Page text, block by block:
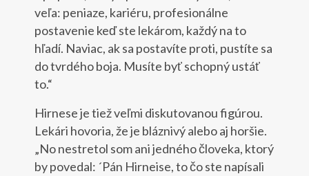
veľa: peniaze, kariéru, profesionálne
postavenie keď ste lekárom, každý na to
hľadí. Naviac, ak sa postavíte proti, pustíte sa
do tvrdého boja. Musíte byť schopný ustáť
to.“
Hirnese je tiež veľmi diskutovanou figúrou.
Lekári hovoria, že je bláznivý alebo aj horšie.
„No nestretol som ani jedného človeka, ktorý
by povedal: ´Pán Hirneise, to čo ste napísali